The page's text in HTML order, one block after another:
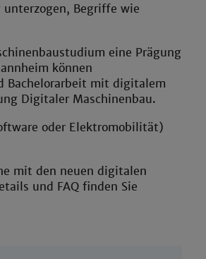
Begriffe wie
eine Prägung
können
Bachelorarbeit mit digitalem
Digitaler Maschinenbau.
oder Elektromobilität)
mit den neuen digitalen
und FAQ finden Sie